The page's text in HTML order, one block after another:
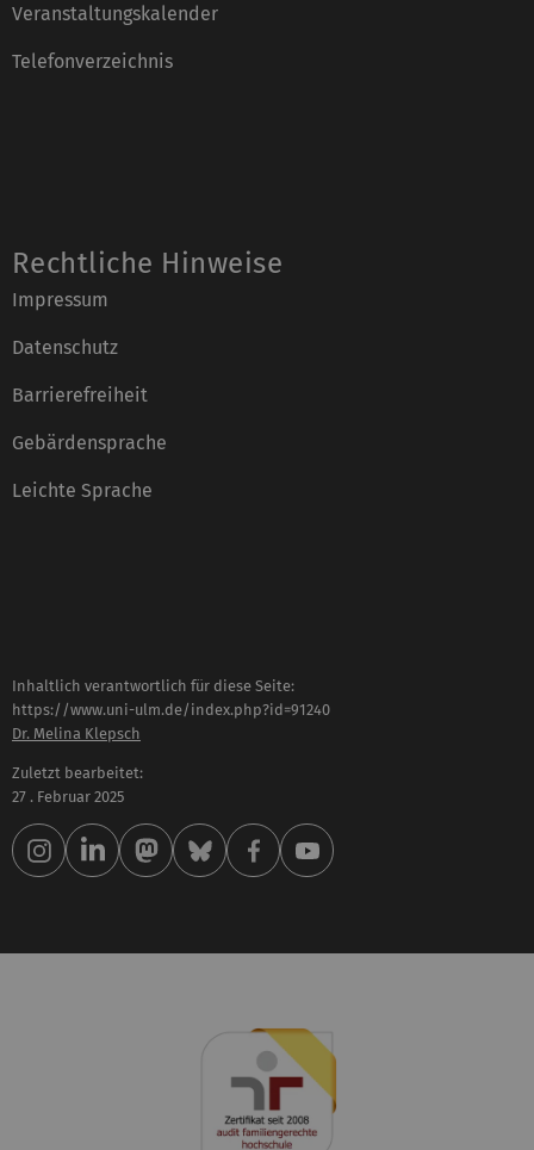
Veranstaltungskalender
Telefonverzeichnis
Rechtliche Hinweise
Impressum
Datenschutz
Barrierefreiheit
Gebärdensprache
Leichte Sprache
Inhaltlich verantwortlich für diese Seite:
https://www.uni-ulm.de/index.php?id=91240
Dr. Melina Klepsch
Zuletzt bearbeitet:
27 . Februar 2025